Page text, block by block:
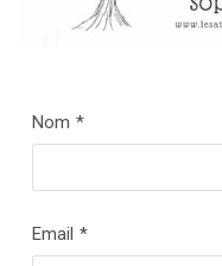
Nom *
Email *